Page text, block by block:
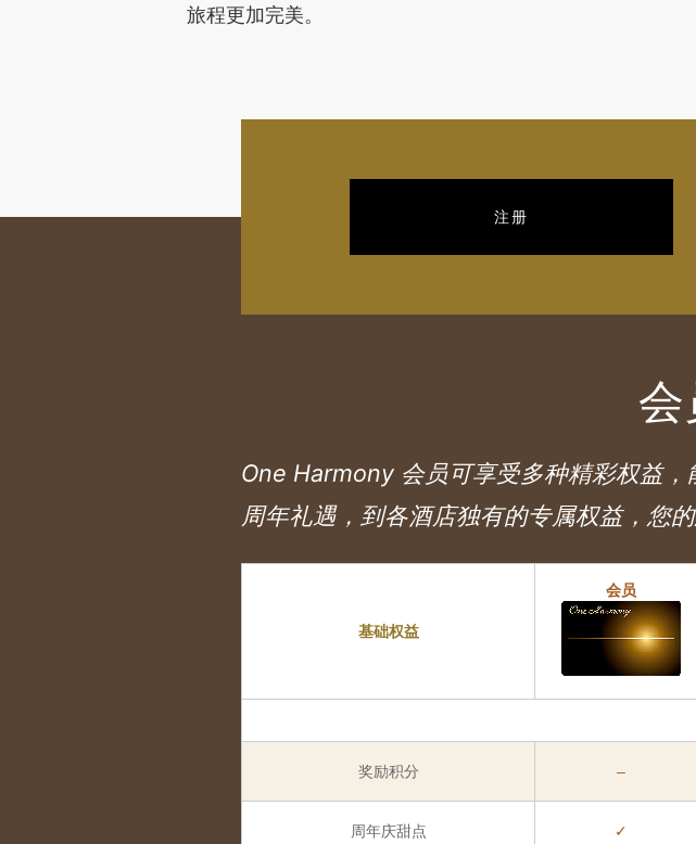
旅程更加完美。
注册
One Harmony 会员可享受多种精彩权益
周年礼遇，到各酒店独有的专属权益，您
基础权益
会员
奖励积分 –
周年庆甜点 ✓